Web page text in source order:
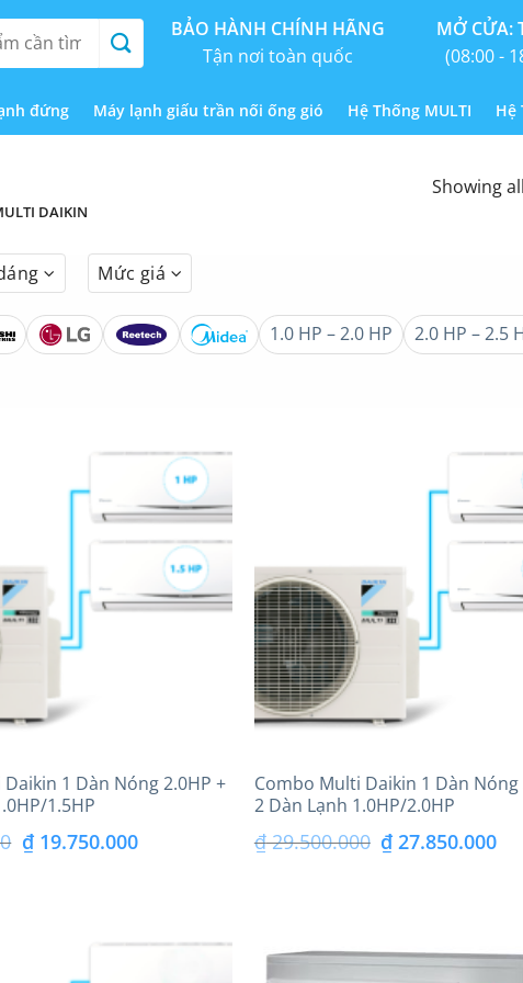
BẢO HÀNH CHÍNH HÃNG
Tận nơi toàn quốc
MỞ CỬA:
(08:00 -
đứng Máy lạnh giấu trần nối ống gió Hệ Thống MULTI Hệ
DAIKIN
Showing
Mức giá
1.0 HP – 2.0 HP 2.0 HP – 2.5
1 Dàn Nóng 2.0HP +
1.5HP
Giá
₫19.750.000Giá
Combo Multi Daikin 1 Dàn Nóng
2 Dàn Lạnh 1.0HP/2.0HP
₫29.500.000 Giá
₫ 29.500.000.
₫ 27.850.000Giá
là: